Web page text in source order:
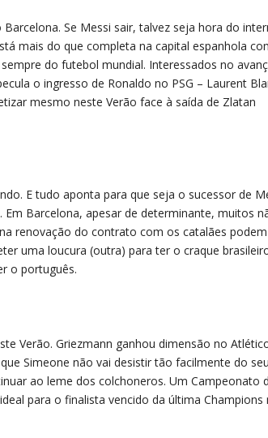
Se Messi sair, talvez seja hora do
mais do que completa na capital espanhola
do futebol mundial. Interessados no
o ingresso de Ronaldo no PSG – Laurent
mesmo neste Verão face à saída de Zlatan
E tudo aponta para que seja o sucessor de
Barcelona, apesar de determinante, muitos
renovação do contrato com os catalães podem
uma loucura (outra) para ter o craque
o português.
Verão. Griezmann ganhou dimensão no
Simeone não vai desistir tão facilmente do
ao leme dos colchoneros. Um Campeonato
para o finalista vencido da última Champions